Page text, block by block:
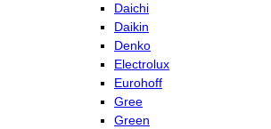
Daichi
Daikin
Denko
Electrolux
Eurohoff
Gree
Green